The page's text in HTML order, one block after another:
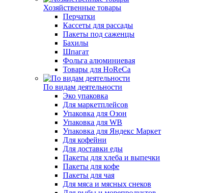
Хозяйственные товары
Перчатки
Кассеты для рассады
Пакеты под саженцы
Бахилы
Шпагат
Фольга алюминиевая
Товары для HoReCa
По видам деятельности
Эко упаковка
Для маркетплейсов
Упаковка для Озон
Упаковка для WB
Упаковка для Яндекс Маркет
Для кофейни
Для доставки еды
Пакеты для хлеба и выпечки
Пакеты для кофе
Пакеты для чая
Для мяса и мясных снеков